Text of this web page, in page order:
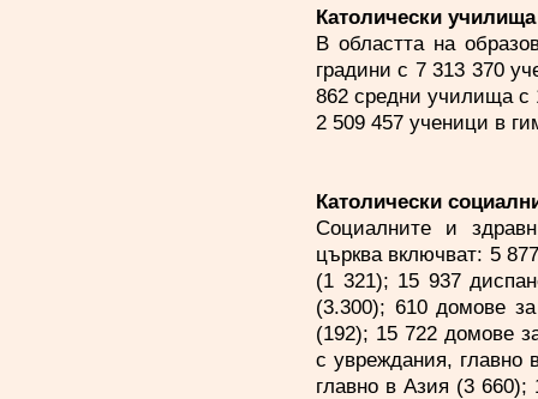
Католически
В областта на
градини с 7 313 370
862 средни училища с
2 509 457 ученици в
Католически
Социалните и
църква включват: 5
(1 321); 15 937
(3.300); 610 домове
(192); 15 722 домове
с увреждания, главно
главно в Азия (3